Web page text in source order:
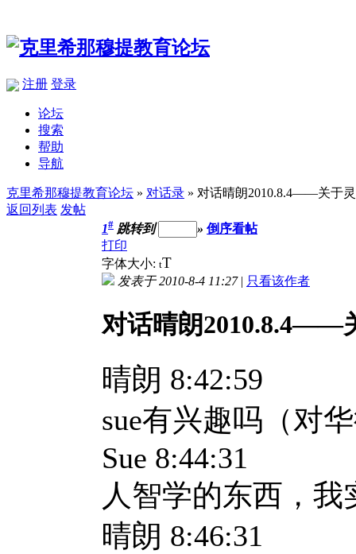
注册 登录
论坛
搜索
帮助
导航
克里希那穆提教育论坛 » 对话录 » 对话晴朗2010.8.4——关于
返回列表 发帖
1# 跳转到 » 倒序看帖
打印
字体大小: tT
发表于 2010-8-4 11:27| 只看该作者
对话晴朗2010.8.4——
晴朗 8:42:59
sue有兴趣吗（对
Sue 8:44:31
人智学的东西，我
晴朗 8:46:31